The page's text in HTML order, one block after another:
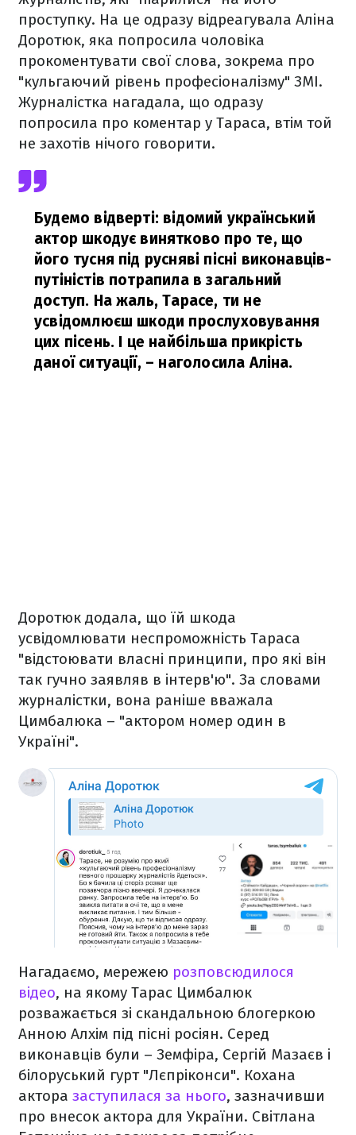
проступку. На це одразу відреагувала Аліна
Доротюк, яка попросила чоловіка
прокоментувати свої слова, зокрема про
"кульгаючий рівень професіоналізму" ЗМІ.
Журналістка нагадала, що одразу
попросила про коментар у Тараса, втім той
не захотів нічого говорити.
Будемо відверті: відомий український
актор шкодує винятково про те, що
його тусня під русняві пісні виконавців-
путіністів потрапила в загальний
доступ. На жаль, Тарасе, ти не
усвідомлюєш шкоди прослуховування
цих пісень. І це найбільша прикрість
даної ситуації, – наголосила Аліна.
Доротюк додала, що їй шкода
усвідомлювати неспроможність Тараса
"відстоювати власні принципи, про які він
так гучно заявляв в інтерв'ю". За словами
журналістки, вона раніше вважала
Цимбалюка – "актором номер один в
Україні".
Нагадаємо, мережею розповсюдилося
відео, на якому Тарас Цимбалюк
розважається зі скандальною блогеркою
Анною Алхім під пісні росіян. Серед
виконавців були – Земфіра, Сергій Мазаєв і
білоруський гурт "Лєпріконси". Кохана
актора заступилася за нього, зазначивши
про внесок актора для України. Світлана